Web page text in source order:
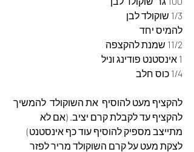
1/3 שוקולד לבן
להמיס יחד
11/2 שמנת להקצפה
1 אינסטנט פודינג וניל
1/4 כוס חלב
להקציף מעט להוסיף  את השוקולד  להמשיך
להקציף עד לקבלת קרם יציב. (אם לא
מתייצב מספיק להוסיף עוד כף אינסטנט)
לצקת מעט על קרם השוקולד מריר לפזר